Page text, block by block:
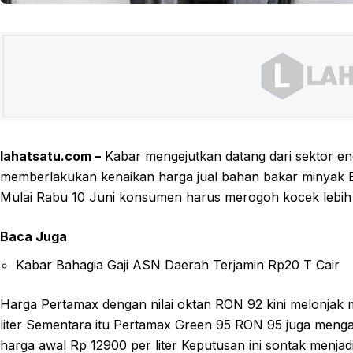
lahatsatu.com – Kabar mengejutkan datang dari sektor
memberlakukan kenaikan harga jual bahan bakar
Mulai Rabu 10 Juni konsumen harus merogoh kocek
Baca Juga
Kabar Bahagia Gaji ASN Daerah Terjamin Rp20 T Cair
Harga Pertamax dengan nilai oktan RON 92 kini
liter Sementara itu Pertamax Green 95 RON 95 juga
harga awal Rp 12900 per liter Keputusan ini sontak